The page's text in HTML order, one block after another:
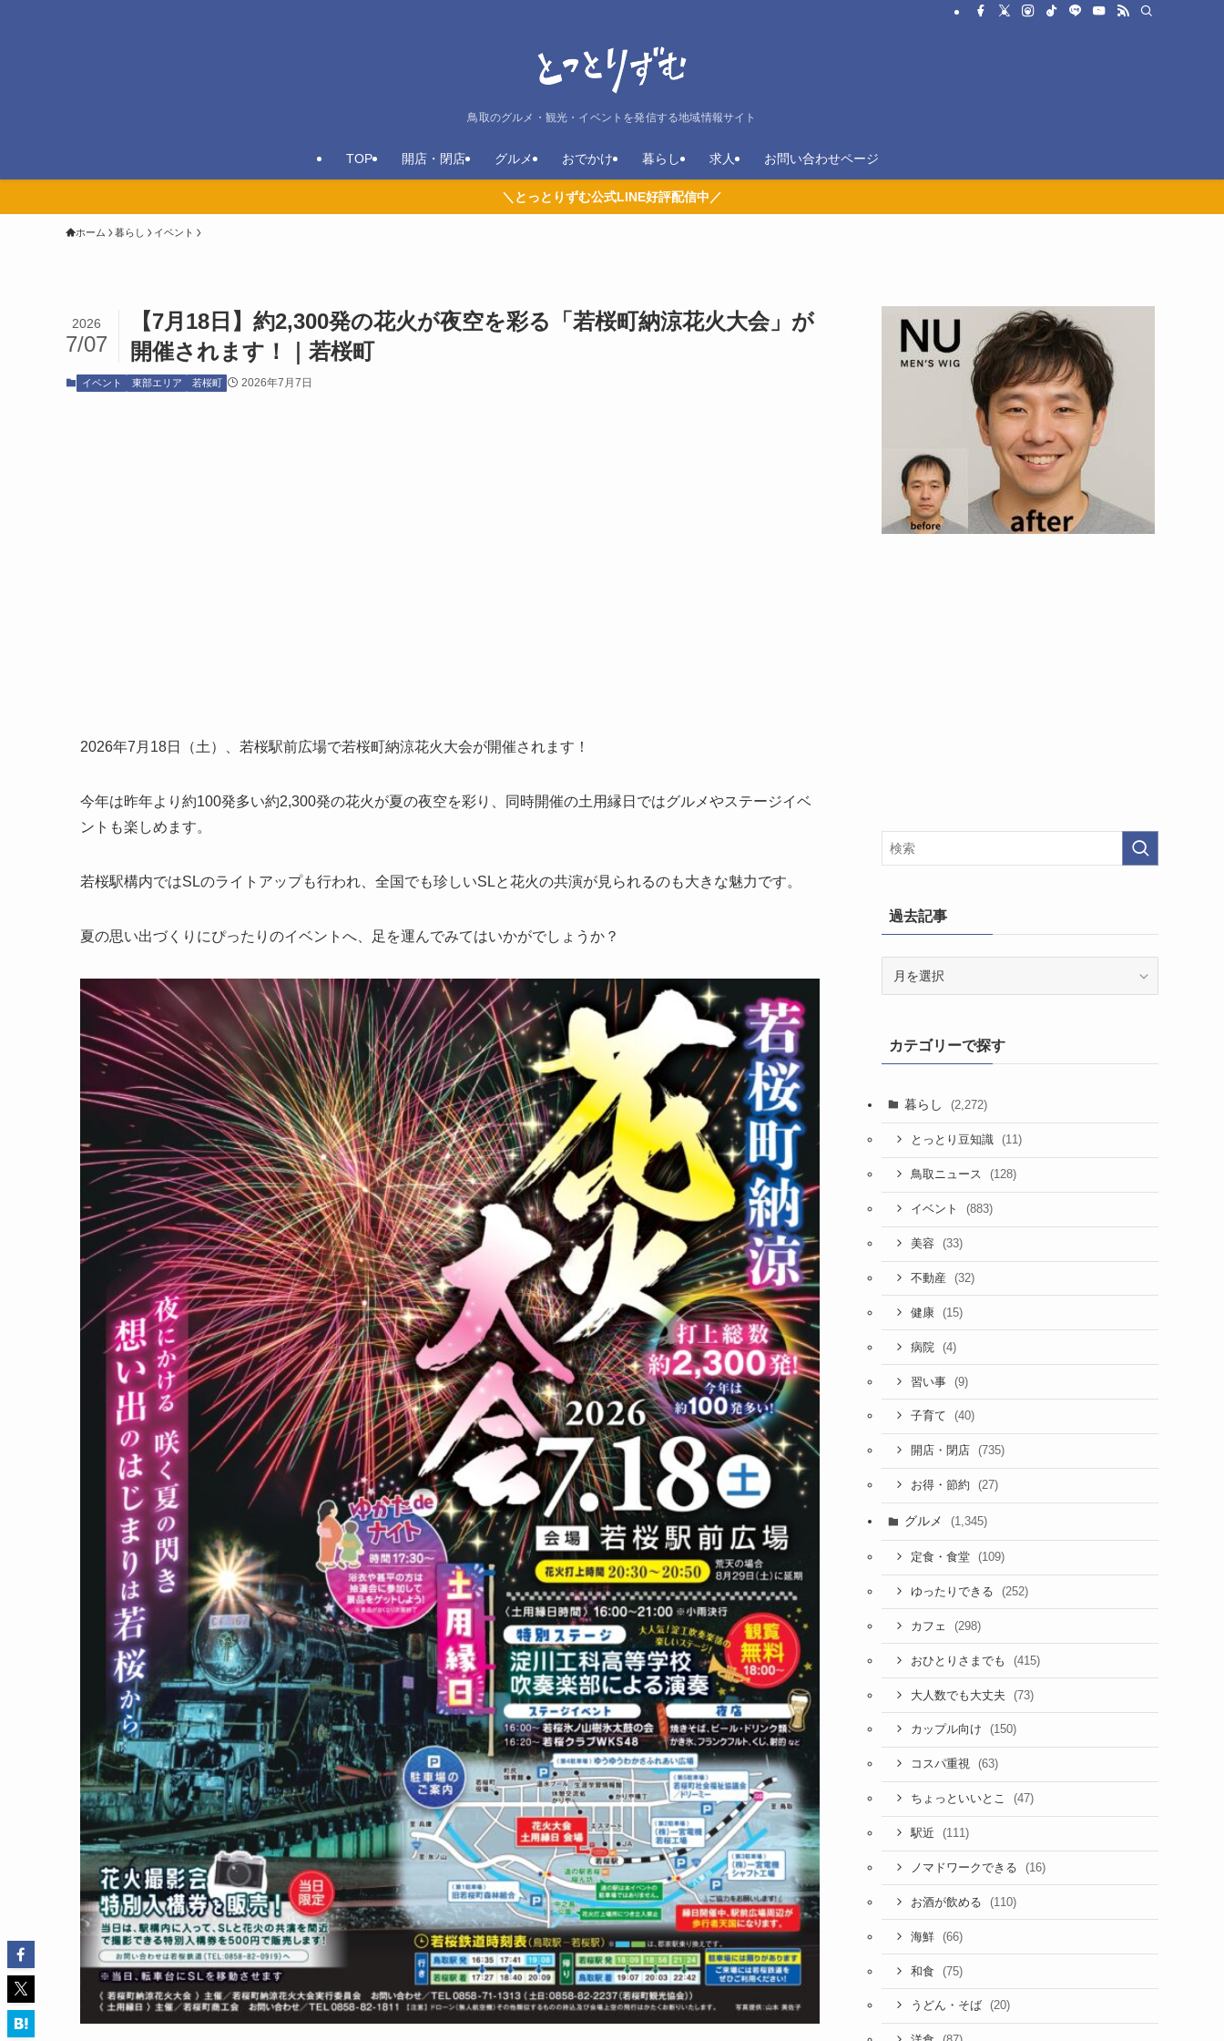
鳥取のグルメ・観光・イベントを発信する地域情報サイト
TOP 開店・閉店 グルメ おでかけ 暮らし 求人 お問い合わせページ
＼とっとりずむ公式LINE好評配信中／
ホーム 暮らし イベント
【7月18日】約2,300発の花火が夜空を彩る「若桜町納涼花火大会」が
開催されます！｜若桜町
2026
7/07
イベント 東部エリア 若桜町 2026年7月7日
2026年7月18日（土）、若桜駅前広場で若桜町納涼花火大会が開催されます！
今年は昨年より約100発多い約2,300発の花火が夏の夜空を彩り、同時開催の土用縁日ではグルメやステージイベ
ントも楽しめます。
若桜駅構内ではSLのライトアップも行われ、全国でも珍しいSLと花火の共演が見られるのも大きな魅力です。
夏の思い出づくりにぴったりのイベントへ、足を運んでみてはいかがでしょうか？
過去記事
カテゴリーで探す
暮らし (2,272)
とっとり豆知識 (11)
鳥取ニュース (128)
イベント (883)
美容 (33)
不動産 (32)
健康 (15)
病院 (4)
習い事 (9)
子育て (40)
開店・閉店 (735)
お得・節約 (27)
グルメ (1,345)
定食・食堂 (109)
ゆったりできる (252)
カフェ (298)
おひとりさまでも (415)
大人数でも大丈夫 (73)
カップル向け (150)
コスパ重視 (63)
ちょっといいとこ (47)
駅近 (111)
ノマドワークできる (16)
お酒が飲める (110)
海鮮 (66)
和食 (75)
うどん・そば (20)